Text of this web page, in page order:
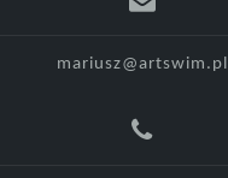
mariusz@artswim.pl